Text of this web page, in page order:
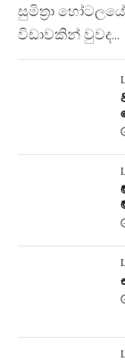
සුමිත්‍රා
විඩාවකින් වුවද...